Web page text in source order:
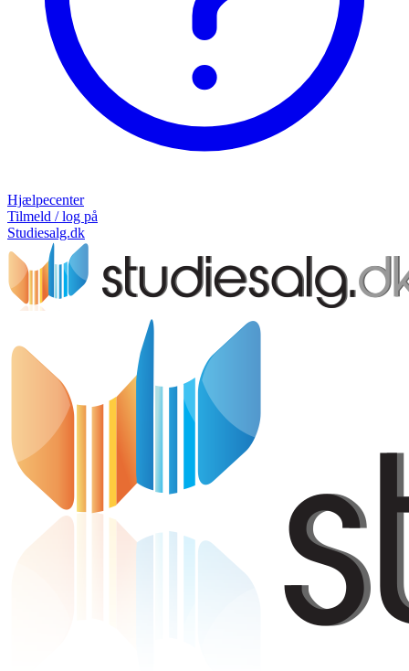
Hjælpecenter
Tilmeld / log på
Studiesalg.dk